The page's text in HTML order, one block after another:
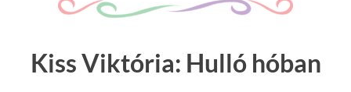
Kiss Viktória: Hulló hóban